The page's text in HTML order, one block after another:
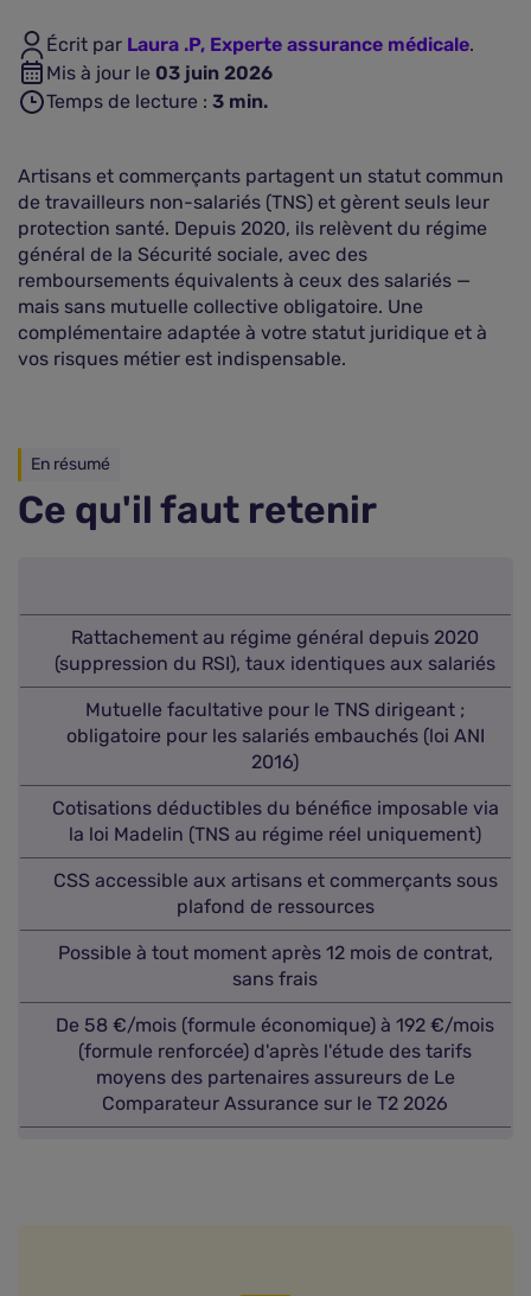
Écrit par Laura .P, Experte assurance médicale.
Mis à jour le 03 juin 2026
Temps de lecture : 3 min.
Artisans et commerçants partagent un statut commun
de travailleurs non-salariés (TNS) et gèrent seuls leur
protection santé. Depuis 2020, ils relèvent du régime
général de la Sécurité sociale, avec des
remboursements équivalents à ceux des salariés —
mais sans mutuelle collective obligatoire. Une
complémentaire adaptée à votre statut juridique et à
vos risques métier est indispensable.
En résumé
Ce qu'il faut retenir
Rattachement au régime général depuis 2020
(suppression du RSI), taux identiques aux salariés
Mutuelle facultative pour le TNS dirigeant ;
obligatoire pour les salariés embauchés (loi ANI
2016)
Cotisations déductibles du bénéfice imposable via
la loi Madelin (TNS au régime réel uniquement)
CSS accessible aux artisans et commerçants sous
plafond de ressources
Possible à tout moment après 12 mois de contrat,
sans frais
De 58 €/mois (formule économique) à 192 €/mois
(formule renforcée) d'après l'étude des tarifs
moyens des partenaires assureurs de Le
Comparateur Assurance sur le T2 2026